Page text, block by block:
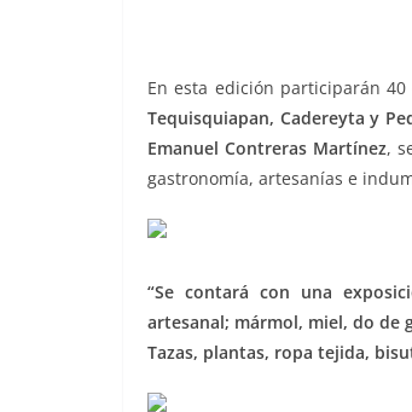
En esta edición participarán
Tequisquiapan, Cadereyta y
Emanuel Contreras Martínez,
gastronomía, artesanías e
“Se contará con una
artesanal; mármol, miel, do de
Tazas, plantas, ropa tejida,